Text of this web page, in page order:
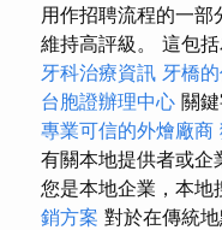
用作招聘流程的一
維持高評級。 這包
牙科治療資訊 牙橋
台胞證辦理中心 關
專業可信的外燴廠商
有關本地提供者或企
您是本地企業，本地
銷方案 對於在傳統